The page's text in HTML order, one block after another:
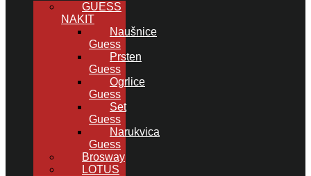
GUESS
NAKIT
Naušnice
Guess
Prsten
Guess
Ogrlice
Guess
Set
Guess
Narukvica
Guess
Brosway
LOTUS